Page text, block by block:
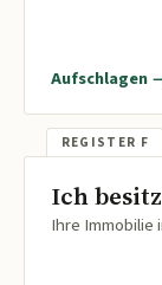
Aufschlagen
Ich
Ihre Immobilie